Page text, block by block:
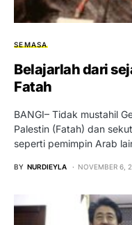
SEMASA
Belajarlah dari
Fatah
BANGI– Tidak mustahil
Palestin (Fatah) dan
seperti pemimpin Arab
BY NURDIEYLA NOVEMBER 6,